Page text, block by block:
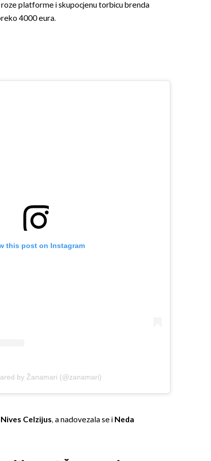
platforme i skupocjenu torbicu brenda
4000 eura.
this post on Instagram
by Žanamari (@zanamari)
Nives Celzijus, a nadovezala se i Neda